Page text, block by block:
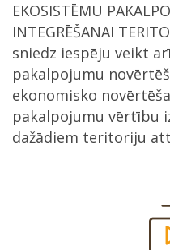
EKOSISTĒMU
INTEGRĒŠANAI
sniedz iespēju veikt
pakalpojumu
ekonomisko
pakalpojumu vērtību
dažādiem teritoriju